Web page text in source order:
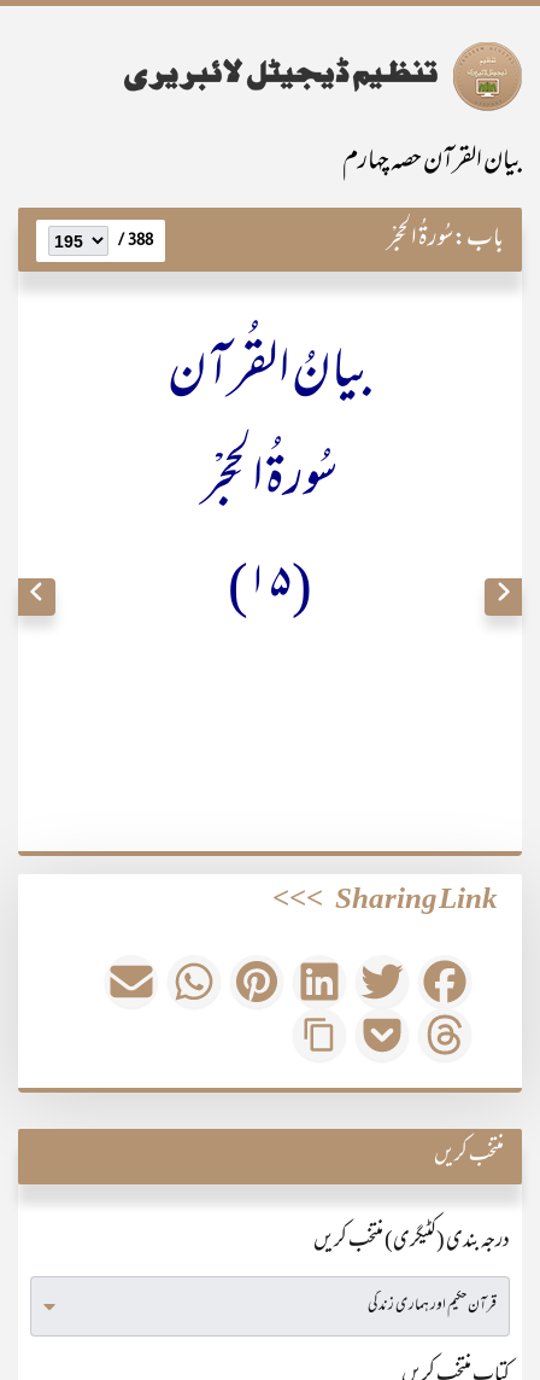
بیان القرآن حصہ چہارم
باب:سُورۃُ الحِجْر 388 /
بیانُ القُرآن
سُورۃُ الحِجْر
(۱۵)
Sharing Link
>>>
منتخب کریں
درجہ بندی (کٹیگری) منتخب کریں